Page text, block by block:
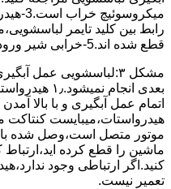
راﺑﻂ ﺑﯿﻦ ﮐﻠﯿﺪ ﺗﺎﯾﻤﺮ
ﻗﻄﻊ ﺷﺪه اند.5-خرابی شیر ورودی آب
مشکل ۳:لباسشویی ﻋﻤﻞ
ﺑﻌﺪی اﻧﺠﺎم
اﺗﻤﺎم عمل آﺑﮕﯿﺮی و ﺑﺎ ﺑﺎﻻ
ﻣﻮﺗﻮر ﻣﺘﺼﻞ اﺳﺖ،وﺻﻞ ﺷﺪه
ﻣﺎﺷﯿﻦ را ﻗﻄﻊ کرده
کنید.اﮔﺮ ارﺗﺒﺎطی وجود
ﺗﻌﻤﯿﺮ نیست.